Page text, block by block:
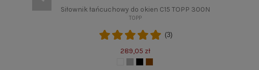
Siłownik łańcuchowy do okien C15 TOPP 300N
TOPP
(3)
289,05 zł